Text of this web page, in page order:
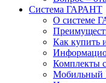
Система ГАРАНТ
О системе
Как купить
Комплекты
Мобильный